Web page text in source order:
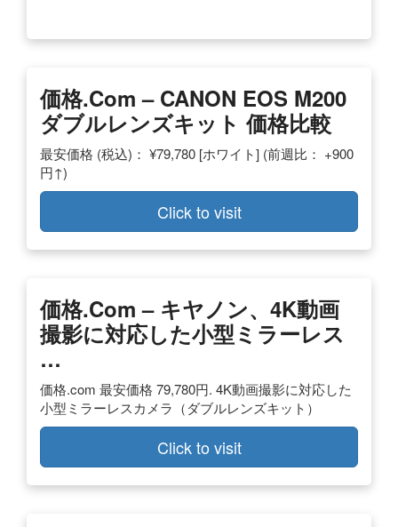
価格.com – CANON EOS M200
ダブルレンズキット 価格比較
最安価格 (税込)： ¥79,780 [ホワイト] (前週比： +900
円↑)
Click to visit
価格.com – キヤノン、4K動画
撮影に対応した小型ミラーレス
…
価格.com 最安価格 79,780円. 4K動画撮影に対応した
小型ミラーレスカメラ（ダブルレンズキット）
Click to visit